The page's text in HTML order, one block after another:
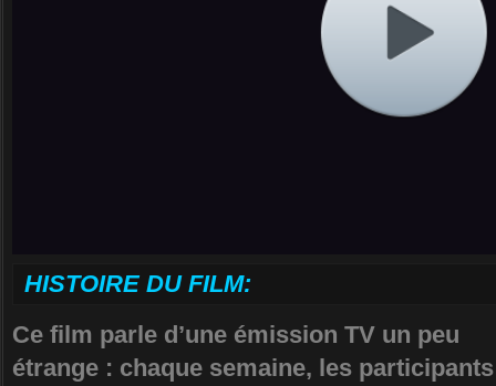
HISTOIRE DU FILM:
Ce film parle d’une émission TV un peu
étrange : chaque semaine, les participants